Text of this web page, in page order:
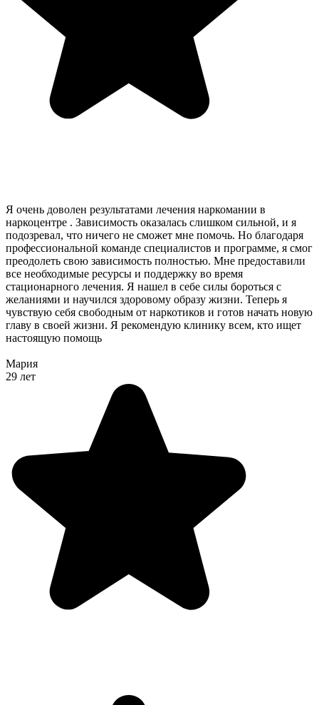
Я очень доволен результатами лечения наркомании в
наркоцентре . Зависимость оказалась слишком сильной, и я
подозревал, что ничего не сможет мне помочь. Но благодаря
профессиональной команде специалистов и программе, я смог
преодолеть свою зависимость полностью. Мне предоставили
все необходимые ресурсы и поддержку во время
стационарного лечения. Я нашел в себе силы бороться с
желаниями и научился здоровому образу жизни. Теперь я
чувствую себя свободным от наркотиков и готов начать новую
главу в своей жизни. Я рекомендую клинику всем, кто ищет
настоящую помощь
Мария
29 лет